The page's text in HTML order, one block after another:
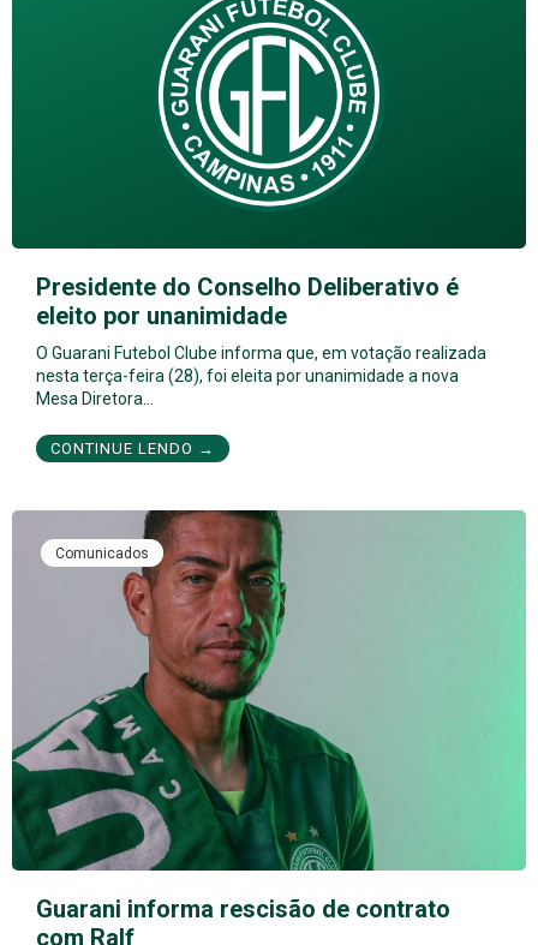
Presidente do Conselho Deliberativo é
eleito por unanimidade
O Guarani Futebol Clube informa que, em votação realizada
nesta terça-feira (28), foi eleita por unanimidade a nova
Mesa Diretora…
CONTINUE LENDO →
Comunicados
Guarani informa rescisão de contrato
com Ralf